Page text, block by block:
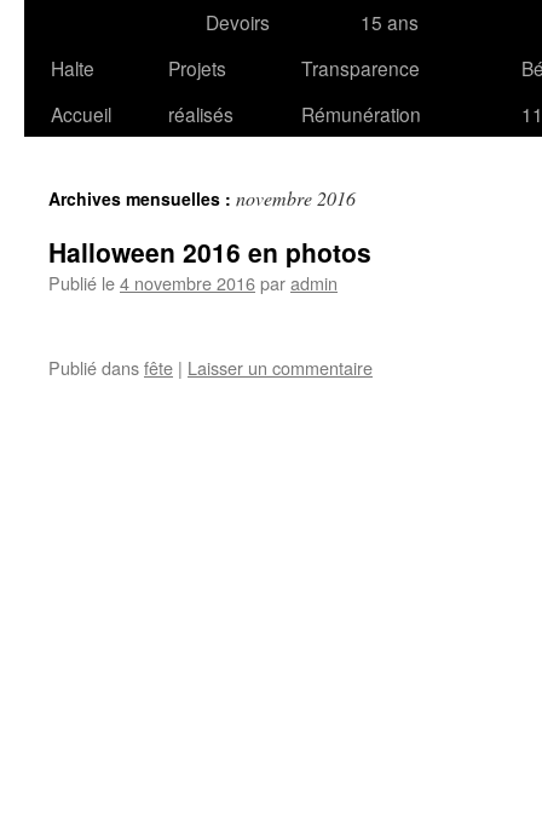
Devoirs
15 ans
Halte
Accueil
Projets
réalisés
Transparence
Rémunération
Archives mensuelles : novembre 2016
Halloween 2016 en photos
Publié le4 novembre 2016paradmin
Publié dansfête | Laisser un commentaire